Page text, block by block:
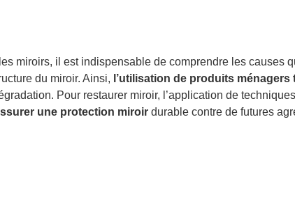
miroirs, il est indispensable de comprendre les causes
du miroir. Ainsi, l’utilisation de produits
Pour restaurer miroir, l’application de
une protection miroir durable contre de futures